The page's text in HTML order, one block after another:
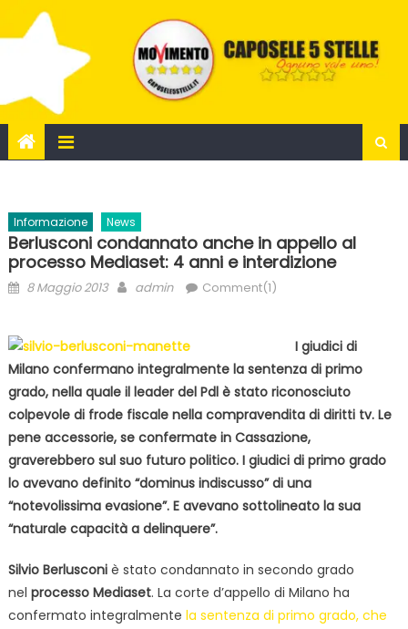
to
Informazione News
Berlusconi condannato anche in appello al
processo Mediaset: 4 anni e interdizione
Posted
8 Maggio 2013 Author
admin Comment(1)
I giudici di
Milano confermano integralmente la sentenza di primo
grado, nella quale il leader del Pdl è stato riconosciuto
colpevole di frode fiscale nella compravendita di diritti tv. Le
pene accessorie, se confermate in Cassazione,
graverebbero sul suo futuro politico. I giudici di primo grado
lo avevano definito “dominus indiscusso” di una
“notevolissima evasione”. E avevano sottolineato la sua
“naturale capacità a delinquere”.
Silvio Berlusconiè stato condannato in secondo grado
nel processo Mediaset. La corte d’appello di Milano ha
confermato integralmente la sentenza di primo grado, che